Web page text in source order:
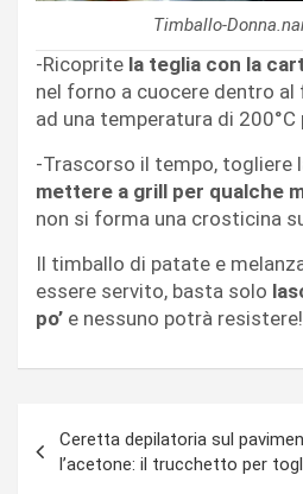
Timballo-
-Ricoprite la teglia con la
nel forno a cuocere dentro
ad una temperatura di
-Trascorso il tempo, togliere
mettere a grill per qualche
non si forma una crosticina
Il timballo di patate e
essere servito, basta solo
po’ e nessuno potrà resistere!
articoli
Ceretta depilatoria sul
l’acetone: il trucchetto per